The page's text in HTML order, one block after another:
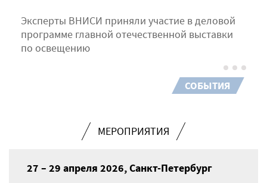
Эксперты ВНИСИ приняли участие в деловой
программе главной отечественной выставки
по освещению
СОБЫТИЯ
МЕРОПРИЯТИЯ
27 – 29 апреля 2026, Санкт-Петербург